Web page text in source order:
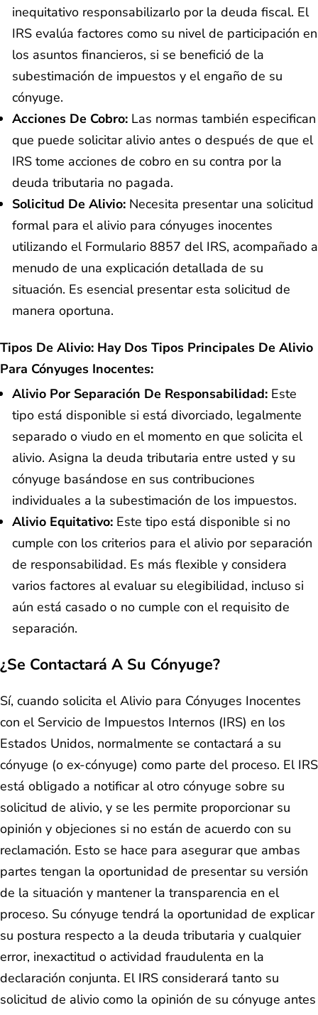
inequitativo responsabilizarlo por la deuda fiscal. El
IRS evalúa factores como su nivel de participación en
los asuntos financieros, si se benefició de la
subestimación de impuestos y el engaño de su
cónyuge.
Acciones De Cobro: Las normas también especifican
que puede solicitar alivio antes o después de que el
IRS tome acciones de cobro en su contra por la
deuda tributaria no pagada.
Solicitud De Alivio: Necesita presentar una solicitud
formal para el alivio para cónyuges inocentes
utilizando el Formulario 8857 del IRS, acompañado a
menudo de una explicación detallada de su
situación. Es esencial presentar esta solicitud de
manera oportuna.
Tipos De Alivio: Hay Dos Tipos Principales De Alivio
Para Cónyuges Inocentes:
Alivio Por Separación De Responsabilidad: Este
tipo está disponible si está divorciado, legalmente
separado o viudo en el momento en que solicita el
alivio. Asigna la deuda tributaria entre usted y su
cónyuge basándose en sus contribuciones
individuales a la subestimación de los impuestos.
Alivio Equitativo: Este tipo está disponible si no
cumple con los criterios para el alivio por separación
de responsabilidad. Es más flexible y considera
varios factores al evaluar su elegibilidad, incluso si
aún está casado o no cumple con el requisito de
separación.
¿Se Contactará A Su Cónyuge?
Sí, cuando solicita el Alivio para Cónyuges Inocentes
con el Servicio de Impuestos Internos (IRS) en los
Estados Unidos, normalmente se contactará a su
cónyuge (o ex-cónyuge) como parte del proceso. El IRS
está obligado a notificar al otro cónyuge sobre su
solicitud de alivio, y se les permite proporcionar su
opinión y objeciones si no están de acuerdo con su
reclamación. Esto se hace para asegurar que ambas
partes tengan la oportunidad de presentar su versión
de la situación y mantener la transparencia en el
proceso. Su cónyuge tendrá la oportunidad de explicar
su postura respecto a la deuda tributaria y cualquier
error, inexactitud o actividad fraudulenta en la
declaración conjunta. El IRS considerará tanto su
solicitud de alivio como la opinión de su cónyuge antes